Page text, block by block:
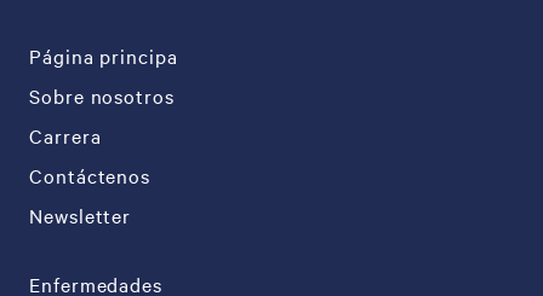
Página principa
Sobre nosotros
Carrera
Contáctenos
Newsletter
Enfermedades